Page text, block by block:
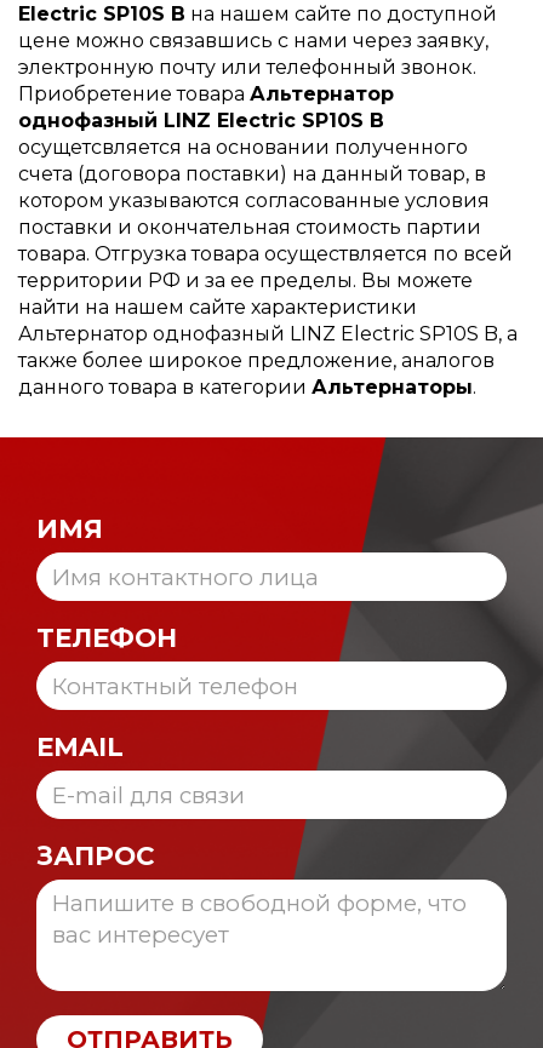
Electric SP10S B на нашем сайте по доступной
цене можно связавшись с нами через заявку,
электронную почту или телефонный звонок.
Приобретение товара Альтернатор
однофазный LINZ Electric SP10S B
осущетсвляется на основании полученного
счета (договора поставки) на данный товар, в
котором указываются согласованные условия
поставки и окончательная стоимость партии
товара. Отгрузка товара осуществляется по всей
территории РФ и за ее пределы. Вы можете
найти на нашем сайте характеристики
Альтернатор однофазный LINZ Electric SP10S B, а
также более широкое предложение, аналогов
данного товара в категории Альтернаторы.
ИМЯ
ТЕЛЕФОН
EMAIL
ЗАПРОС
ОТПРАВИТЬ